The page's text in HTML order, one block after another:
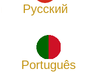
Русский
Português